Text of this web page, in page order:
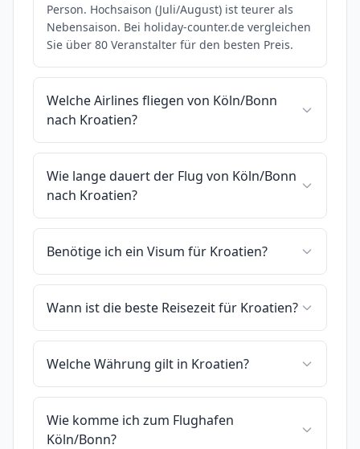
Person. Hochsaison (Juli/August) ist teurer als
Nebensaison. Bei holiday-counter.de vergleichen
Sie über 80 Veranstalter für den besten Preis.
Welche Airlines fliegen von Köln/Bonn
nach Kroatien?
Wie lange dauert der Flug von Köln/Bonn
nach Kroatien?
Benötige ich ein Visum für Kroatien?
Wann ist die beste Reisezeit für Kroatien?
Welche Währung gilt in Kroatien?
Wie komme ich zum Flughafen
Köln/Bonn?